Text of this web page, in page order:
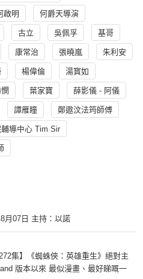
啟明 何爵天導演
古立 吳佩孚 基哥
康常治 張曉嵐 朱利安
楊偉倫 湯寳如
葉家寶 薛影儀 - 阿儀
譚雁瞳 鄭遨汶法筠師傅
導中心 Tim Sir
月07日 主持：以諾
集】《蜘蛛俠：英雄重生》絕對主
版本以來 最似漫畫、最好睇嘅一